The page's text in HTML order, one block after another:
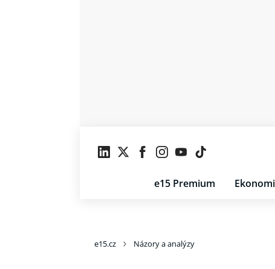
e15 Premium
e15.cz Názory a analýzy